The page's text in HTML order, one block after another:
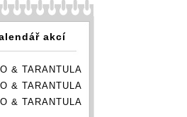
akcí
& TARANTULA
& TARANTULA
& TARANTULA